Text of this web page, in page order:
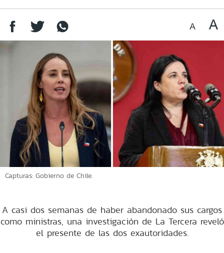
Capturas: Gobierno de Chile.
A casi dos semanas de haber abandonado sus cargos
como ministras, una investigación de La Tercera reveló
el presente de las dos exautoridades.